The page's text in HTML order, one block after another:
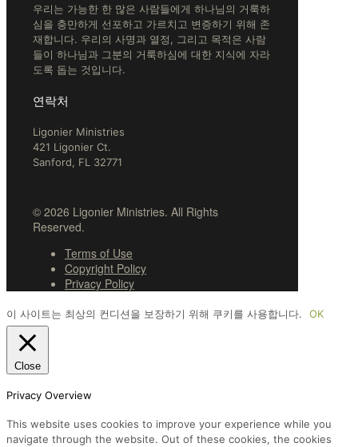
우리는 가능한 한 많은 사람들에게 하나님의 거룩하
심을 충만하게 선포하고 가르치고 변증하기 위해 존
재합니다. 우리의 사명과 열정, 그리고 목적은 사람
들이 하나님과 그분의 거룩하심에 대한 지식에 자라
도록 돕는 것입니다.
연락처
Ligonier Ministries
421 Ligonier Ct.
Sanford, FL 32771
© 2026 Ligonier Ministries. All Rights
Reserved.
Terms of Use
Copyright Policy
Privacy Policy
이 사이트는 최상의 컨디션을 보장하기 위해 쿠키를 사용합니다. OK
Close
Privacy Overview
This website uses cookies to improve your experience while you
navigate through the website. Out of these cookies, the cookies